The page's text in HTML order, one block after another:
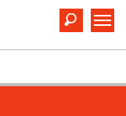
Hledat